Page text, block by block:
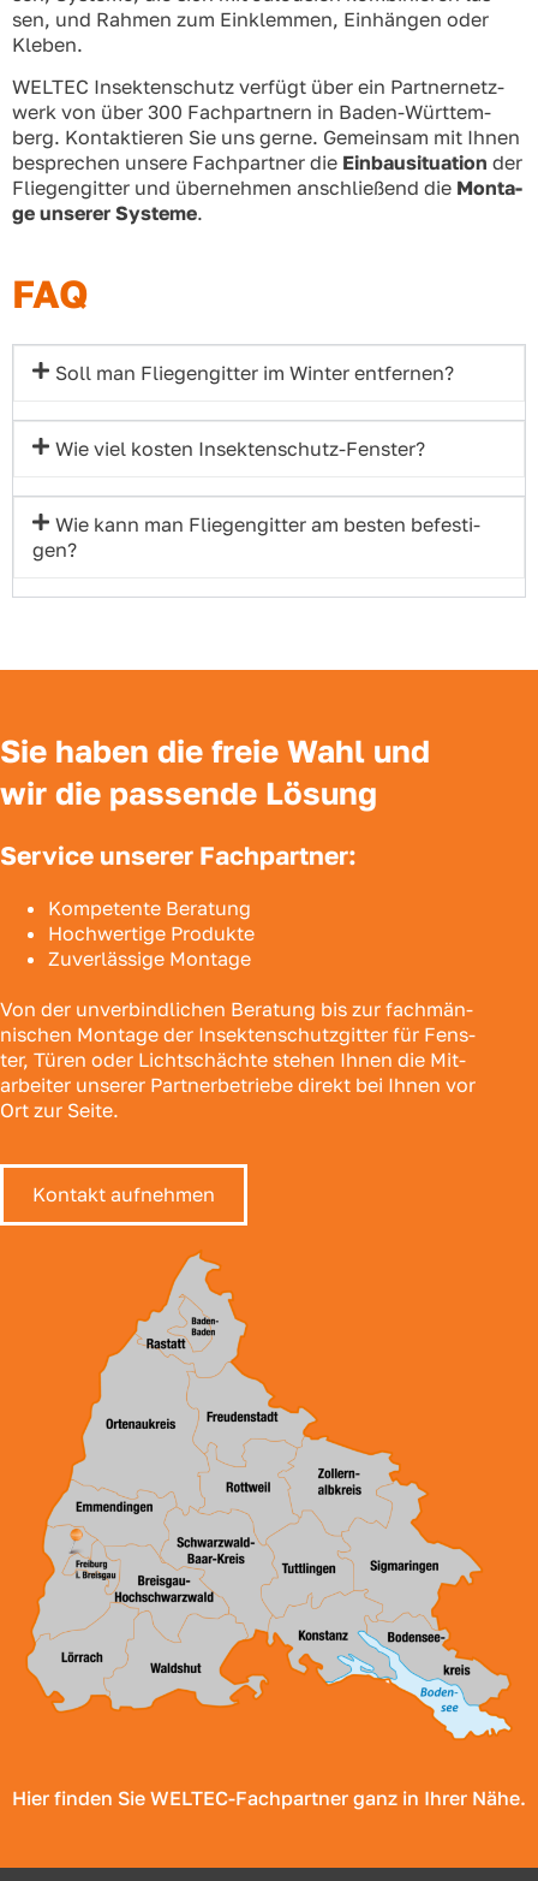
sen, und Rah­men zum Ein­klem­men, Ein­hän­gen oder
Kle­ben.
WELTEC Insek­ten­schutz ver­fügt über ein Part­ner­netz­
werk von über 300 Fach­part­nern in Baden-Würt­tem­
berg. Kon­tak­tie­ren Sie uns ger­ne. Gemein­sam mit Ihnen
bespre­chen unse­re Fach­part­ner die Ein­bau­si­tua­ti­on der
Flie­gen­git­ter und über­neh­men anschlie­ßend die Mon­ta­
ge unse­rer Sys­te­me.
FAQ
Soll man Flie­gen­git­ter im Win­ter ent­fer­nen?
Wie viel kos­ten Insek­ten­schutz-Fens­ter?
Wie kann man Flie­gen­git­ter am bes­ten befes­ti­
gen?
Sie haben die freie Wahl und
wir die passende Lösung
Service unserer Fachpartner:
Kom­pe­ten­te Bera­tung
Hoch­wer­ti­ge Pro­duk­te
Zuver­läs­si­ge Mon­ta­ge
Von der unver­bind­li­chen Bera­tung bis zur fach­män­
ni­schen Mon­ta­ge der Insek­ten­schutz­git­ter für Fens­
ter, Türen oder Licht­schäch­te ste­hen Ihnen die Mit­
ar­bei­ter unse­rer Part­ner­be­trie­be direkt bei Ihnen vor
Ort zur Sei­te.
Kon­takt auf­neh­men
Hier finden Sie WELTEC-Fachpartner ganz in Ihrer Nähe.